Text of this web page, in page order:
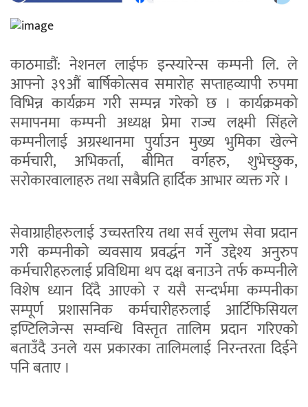
काठमाडौं: नेशनल लाईफ इन्स्यारेन्स कम्पनी लि. ले
आफ्नो ३९औं बार्षिकोत्सव समारोह सप्ताहव्यापी रुपमा
विभिन्न कार्यक्रम गरी सम्पन्न गरेको छ । कार्यक्रमको
समापनमा कम्पनी अध्यक्ष प्रेमा राज्य लक्ष्मी सिंहले
कम्पनीलाई अग्रस्थानमा पुर्याउन मुख्य भुमिका खेल्ने
कर्मचारी, अभिकर्ता, बीमित वर्गहरु, शुभेच्छुक,
सरोकारवालाहरु तथा सबैप्रति हार्दिक आभार व्यक्त गरे ।
सेवाग्राहीहरुलाई उच्चस्तरिय तथा सर्व सुलभ सेवा प्रदान
गरी कम्पनीको व्यवसाय प्रवर्द्धन गर्ने उद्देश्य अनुरुप
कर्मचारीहरुलाई प्रविधिमा थप दक्ष बनाउने तर्फ कम्पनीले
विशेष ध्यान दिँदै आएको र यसै सन्दर्भमा कम्पनीका
सम्पूर्ण प्रशासनिक कर्मचारीहरुलाई आर्टिफिसियल
इण्टिलिजेन्स सम्वन्धि विस्तृत तालिम प्रदान गरिएको
बताउँदै उनले यस प्रकारका तालिमलाई निरन्तरता दिईने
पनि बताए ।